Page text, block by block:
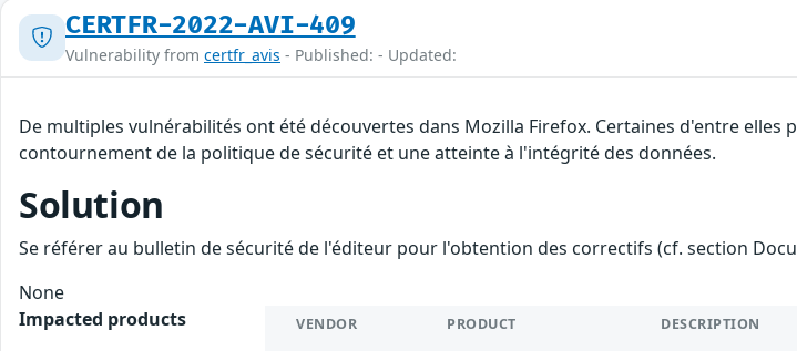
CERTFR-2022-AVI-409
Vulnerability from certfr_avis - Published: - Updated:
De multiples vulnérabilités ont été découvertes dans Mozilla Firefox. Certaines d'entre
contournement de la politique de sécurité et une atteinte à l'intégrité des données.
Solution
Se référer au bulletin de sécurité de l'éditeur pour l'obtention des correctifs (cf. section
None
Impacted products
VENDOR PRODUCT DESCRIPTION